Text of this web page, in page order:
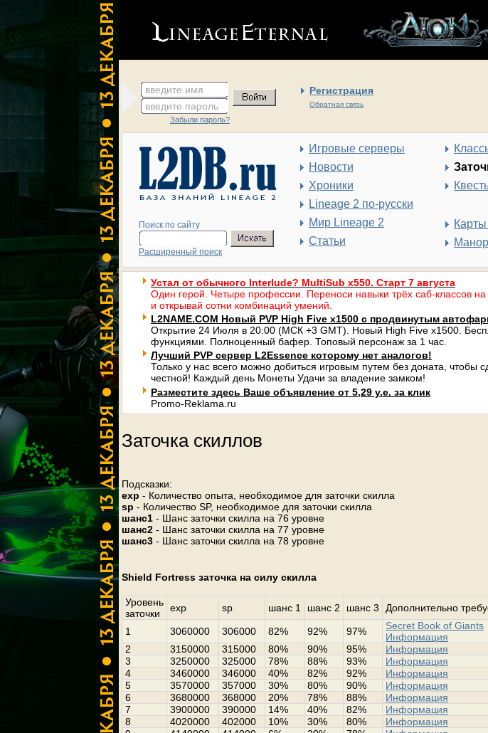
введите имя Регистрация
Обратная связь
введите пароль
Забыли пароль?
Поиск по сайту
Расширенный поиск
Игровые серверы
Новости
Хроники
Lineage 2 по-русски
Мир Lineage 2
Статьи
Манор
Устал от обычного Interlude? MultiSub x550. Старт 7 августа
Один герой. Четыре профессии. Переноси навыки трёх саб-классов на
и открывай сотни комбинаций умений.
L2NAME.COM Новый PVP High Five x1500 с продвинутым
Открытие 24 Июля в 20:00 (МСК +3 GMT). Новый High Five x1500.
функциями. Полноценный бафер. Топовый персонаж за 1 час.
Лучший PVP сервер L2Essence которому нет аналогов!
Только у нас всего можно добиться игровым путем без доната, чтобы
честной! Каждый день Монеты Удачи за владение замком!
Разместите здесь Ваше объявление от 5,29 у.е. за клик
Promo-Reklama.ru
Заточка скиллов
Подсказки:
exp - Количество опыта, необходимое для заточки скилла
sp - Количество SP, необходимое для заточки скилла
шанс1 - Шанс заточки скилла на 76 уровне
шанс2 - Шанс заточки скилла на 77 уровне
шанс3 - Шанс заточки скилла на 78 уровне
Shield Fortress заточка на силу скилла
Уровень
заточки
exp sp шанс 1 шанс 2 шанс 3 Дополнительно
1 3060000 306000 82% 92% 97%
Secret Book of Giants
Информация
2
3150000 315000 80% 90% 95%
Информация
3
3250000 325000 78% 88% 93%
Информация
4
3460000 346000 40% 82% 92%
Информация
5
3570000 357000 30% 80% 90%
Информация
6
3680000 368000 20% 78% 88%
Информация
7
3900000 390000 14% 40% 82%
Информация
8
4020000 402000 10% 30% 80%
Информация